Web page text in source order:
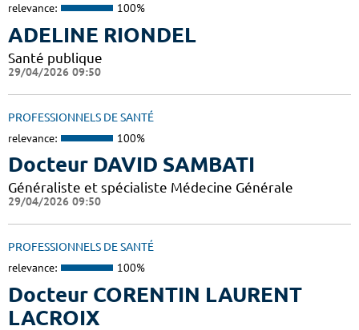
relevance: 100%
ADELINE RIONDEL
Santé publique
29/04/2026 09:50
PROFESSIONNELS DE SANTÉ
relevance: 100%
Docteur DAVID SAMBATI
Généraliste et spécialiste Médecine Générale
29/04/2026 09:50
PROFESSIONNELS DE SANTÉ
relevance: 100%
Docteur CORENTIN LAURENT
LACROIX